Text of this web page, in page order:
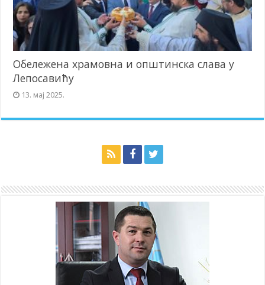
Обележена храмовна и општинска слава у
Лепосавићу
13. мај 2025.